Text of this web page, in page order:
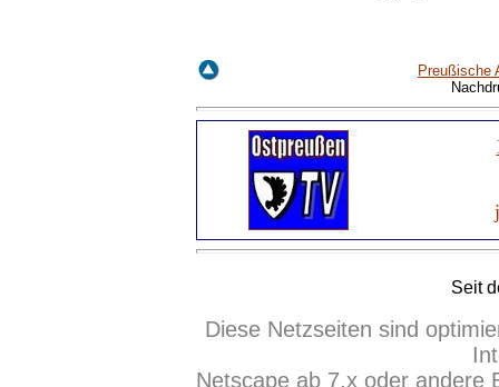
Preußische
Seit
Diese Netzseiten sind
Netscape ab 7.x oder andere